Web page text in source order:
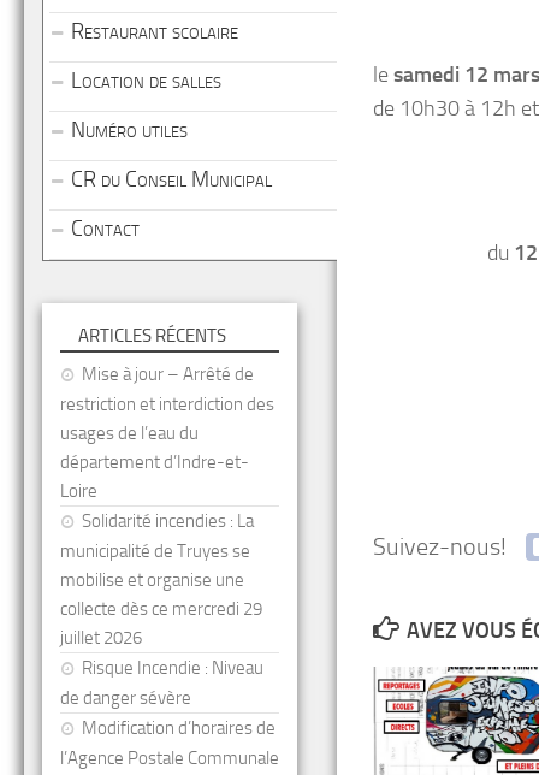
lesamedi 12
de 10h30 à 12h
du
Suivez-nous!
AVEZ VOUS
Restaurant scolaire
Location de salles
Numéro utiles
CR du Conseil Municipal
Contact
ARTICLES RÉCENTS
Mise à jour – Arrêté de
restriction et interdiction des
usages de l’eau du
département d’Indre-et-
Loire
Solidarité incendies : La
municipalité de Truyes se
mobilise et organise une
collecte dès ce mercredi 29
juillet 2026
Risque Incendie : Niveau
de danger sévère
Modification d’horaires de
l’Agence Postale Communale